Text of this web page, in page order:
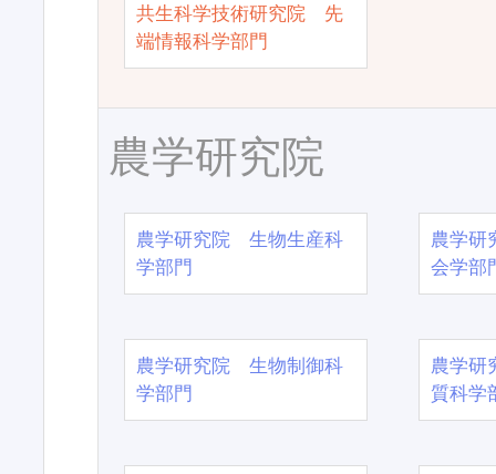
共生科学技術研究院 先
端情報科学部門
農学研究院
農学研究院 生物生産科
学部門
農学
会学部
農学研究院 生物制御科
学部門
農学
質科学